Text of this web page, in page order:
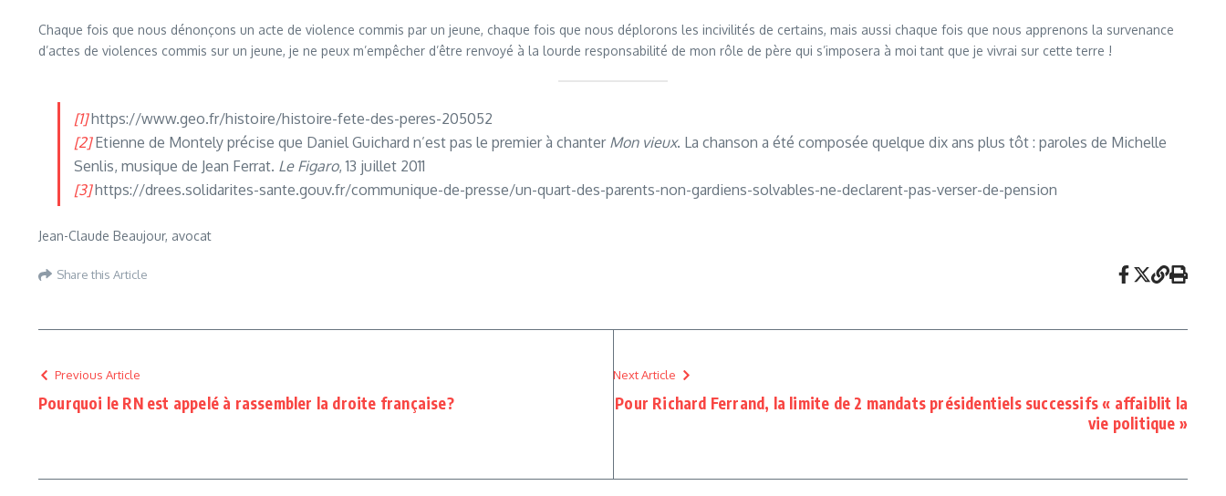
Chaque fois que nous dénonçons un acte de violence commis par un jeune, chaque fois que nous déplorons les incivilités de certains, mais aussi chaque fois que nous apprenons la survenance
d’actes de violences commis sur un jeune, je ne peux m’empêcher d’être renvoyé à la lourde responsabilité de mon rôle de père qui s’imposera à moi tant que je vivrai sur cette terre !
[1]https://www.geo.fr/histoire/histoire-fete-des-peres-205052
[2]Etienne de Montely précise que Daniel Guichard n’est pas le premier à chanter Mon vieux. La chanson a été composée quelque dix ans plus tôt : paroles de Michelle
Senlis, musique de Jean Ferrat. Le Figaro, 13 juillet 2011
[3]https://drees.solidarites-sante.gouv.fr/communique-de-presse/un-quart-des-parents-non-gardiens-solvables-ne-declarent-pas-verser-de-pension
Jean-Claude Beaujour, avocat
Share this Article
Previous Article
Pourquoi le RN est appelé à rassembler la droite française?
Next Article
Pour Richard Ferrand, la limite de 2 mandats présidentiels successifs « affaiblit la
vie politique »